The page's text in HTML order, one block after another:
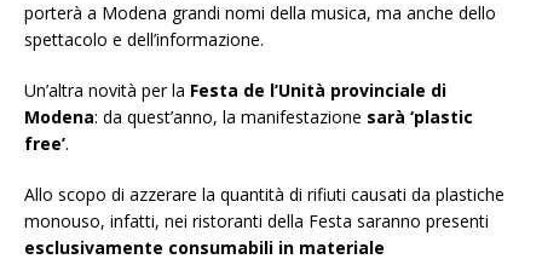
porterà a Modena grandi nomi della musica, ma anche dello
spettacolo e dell’informazione.
Un’altra novità per la Festa de l’Unità provinciale di
Modena: da quest’anno, la manifestazione sarà ‘plastic
free’.
Allo scopo di azzerare la quantità di rifiuti causati da plastiche
monouso, infatti, nei ristoranti della Festa saranno presenti
esclusivamente consumabili in materiale